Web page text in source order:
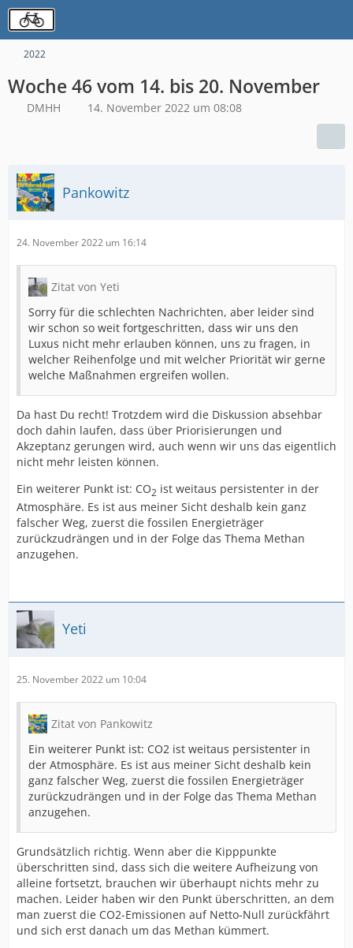
2022
Woche 46 vom 14. bis 20. November
DMHH 14. November 2022 um 08:08
Pankowitz
24. November 2022 um 16:14
Zitat von Yeti
Sorry für die schlechten Nachrichten, aber leider sind
wir schon so weit fortgeschritten, dass wir uns den
Luxus nicht mehr erlauben können, uns zu fragen, in
welcher Reihenfolge und mit welcher Priorität wir gerne
welche Maßnahmen ergreifen wollen.
Da hast Du recht! Trotzdem wird die Diskussion absehbar
doch dahin laufen, dass über Priorisierungen und
Akzeptanz gerungen wird, auch wenn wir uns das eigentlich
nicht mehr leisten können.
Ein weiterer Punkt ist: CO2 ist weitaus persistenter in der
Atmosphäre. Es ist aus meiner Sicht deshalb kein ganz
falscher Weg, zuerst die fossilen Energieträger
zurückzudrängen und in der Folge das Thema Methan
anzugehen.
Yeti
25. November 2022 um 10:04
Zitat von Pankowitz
Ein weiterer Punkt ist: CO2 ist weitaus persistenter in
der Atmosphäre. Es ist aus meiner Sicht deshalb kein
ganz falscher Weg, zuerst die fossilen Energieträger
zurückzudrängen und in der Folge das Thema Methan
anzugehen.
Grundsätzlich richtig. Wenn aber die Kipppunkte
überschritten sind, dass sich die weitere Aufheizung von
alleine fortsetzt, brauchen wir überhaupt nichts mehr zu
machen. Leider haben wir den Punkt überschritten, an dem
man zuerst die CO2-Emissionen auf Netto-Null zurückfährt
und sich erst danach um das Methan kümmert.